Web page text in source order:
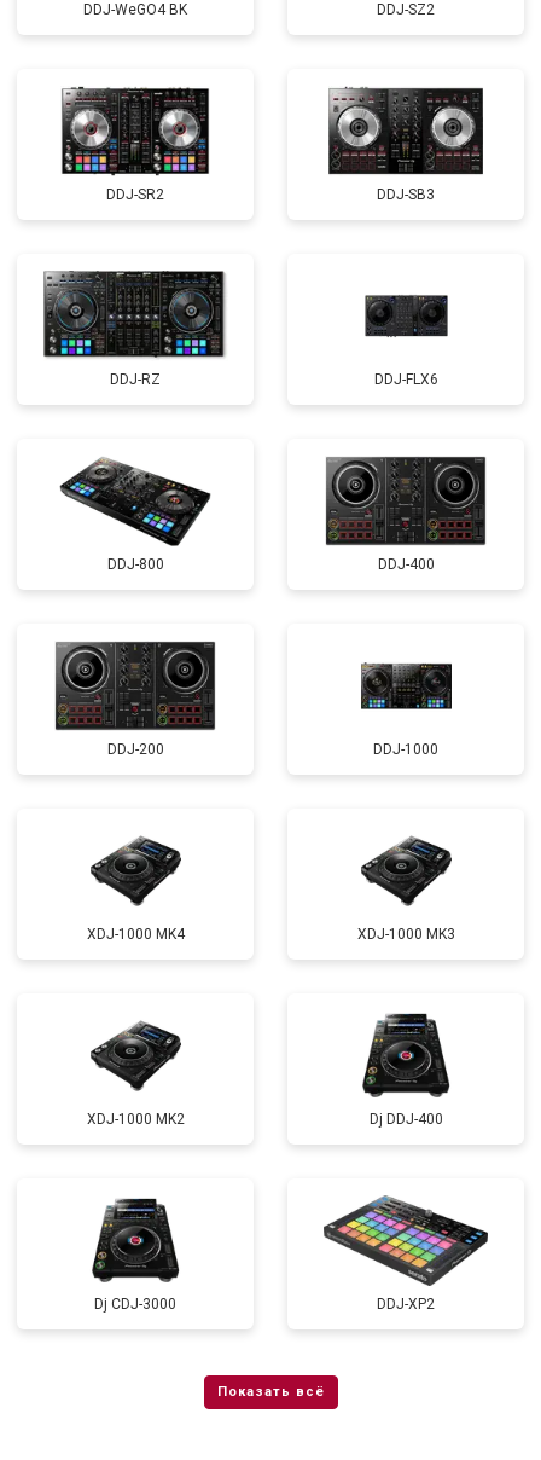
DDJ-WeGO4 BK DDJ-SZ2
DDJ-SR2 DDJ-SB3
DDJ-RZ DDJ-FLX6
DDJ-800 DDJ-400
DDJ-200 DDJ-1000
XDJ-1000 MK4 XDJ-1000 MK3
XDJ-1000 MK2 Dj DDJ-400
Dj CDJ-3000 DDJ-XP2